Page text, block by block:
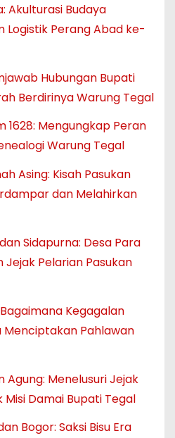
Akulturasi Budaya
Logistik Perang Abad ke-
Hubungan Bupati
Berdirinya Warung Tegal
1628: Mengungkap Peran
Warung Tegal
Asing: Kisah Pasukan
dan Melahirkan
Sidapurna: Desa Para
Jejak Pelarian Pasukan
Kegagalan
Menciptakan Pahlawan
Agung: Menelusuri Jejak
Misi Damai Bupati Tegal
Bogor: Saksi Bisu Era